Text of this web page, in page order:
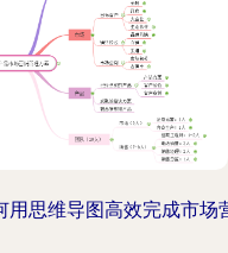
用思维导图高效完成市场